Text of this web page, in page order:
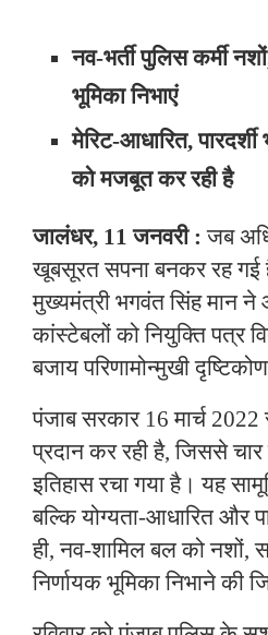
नव-भर्ती पुलिस कर्मी
भूमिका निभाएं
मेरिट-आधारित,
को मजबूत कर रही है
जालंधर, 11 जनवरी :जब
खूबसूरत सपना बनकर रह गई
मुख्यमंत्री भगवंत सिंह मान
कांस्टेबलों को नियुक्ति पत्र
बजाय परिणामोन्मुखी
पंजाब सरकार 16 मार्च
प्रदान कर रही है, जिससे
इतिहास रचा गया है। यह
बल्कि योग्यता-आधारित और
ही, नव-शामिल बल को नशों,
निर्णायक भूमिका निभाने की